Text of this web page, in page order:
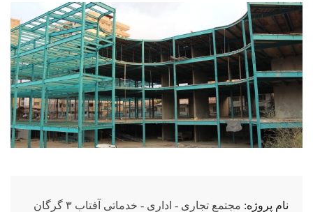
نام پروژه: مجتمع تجاری - اداری - خدماتی آفتاب ۳ گرگان